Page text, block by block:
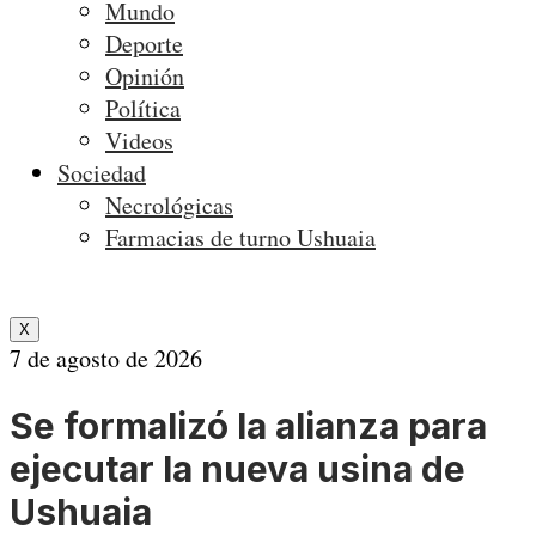
Mundo
Deporte
Opinión
Política
Videos
Sociedad
Necrológicas
Farmacias de turno Ushuaia
X
7 de agosto de 2026
Se formalizó la alianza para
ejecutar la nueva usina de
Ushuaia